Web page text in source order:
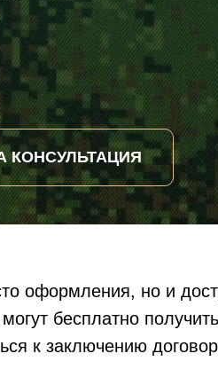
КОНСУЛЬТАЦИЯ
оформления, но и
бесплатно
к заключению